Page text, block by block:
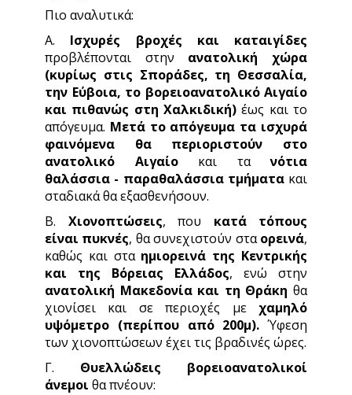
Πιο αναλυτικά:
Α. Ισχυρές βροχές και καταιγίδες
προβλέπονται στην ανατολική χώρα
(κυρίως στις Σποράδες, τη Θεσσαλία,
την Εύβοια, το βορειοανατολικό Αιγαίο
και πιθανώς στη Χαλκιδική) έως και το
απόγευμα. Μετά το απόγευμα τα ισχυρά
φαινόμενα θα περιοριστούν στο
ανατολικό Αιγαίοκαι τανότια
θαλάσσια - παραθαλάσσια τμήματακαι
σταδιακά θα εξασθενήσουν.
Β. Χιονοπτώσεις, που κατά τόπους
είναι πυκνές, θα συνεχιστούν σταορεινά,
καθώς και στα ημιορεινά της Κεντρικής
και της Βόρειας Ελλάδος, ενώ στην
ανατολική Μακεδονία και τη Θράκη θα
χιονίσει και σε περιοχές με χαμηλό
υψόμετρο (περίπου από 200μ). Ύφεση
των χιονοπτώσεων έχει τις βραδινές ώρες.
Γ. Θυελλώδεις βορειοανατολικοί
άνεμοι θα πνέουν: